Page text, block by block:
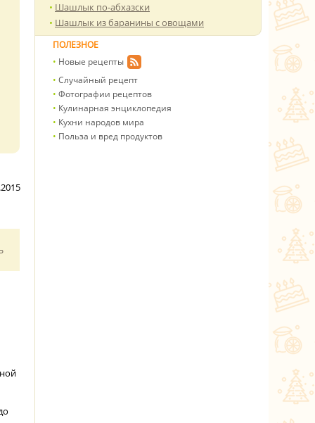
Шашлык по-абхазски
Шашлык из баранины с овощами
ПОЛЕЗНОЕ
Новые рецепты
Случайный рецепт
Фотографии рецептов
Кулинарная энциклопедия
Кухни народов мира
Польза и вред продуктов